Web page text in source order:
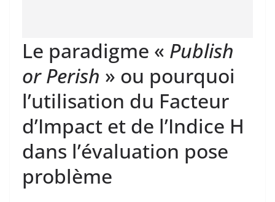
Le paradigme « Publish
or Perish » ou pourquoi
l’utilisation du Facteur
d’Impact et de l’Indice H
dans l’évaluation pose
problème